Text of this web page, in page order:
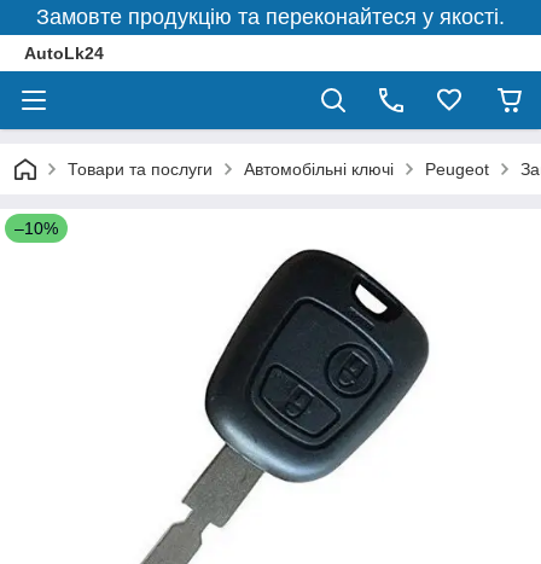
Замовте продукцію та переконайтеся у якості.
AutoLk24
Товари та послуги Автомобільні ключі Peugeot
–10%